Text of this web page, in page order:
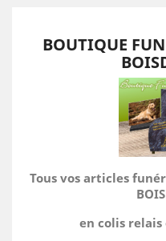
BOUTIQUE
Tous vos articles
en colis